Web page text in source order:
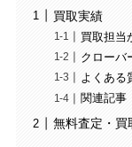
買取実績
買取担当
クローバ
よくある
関連記事
無料査定・買